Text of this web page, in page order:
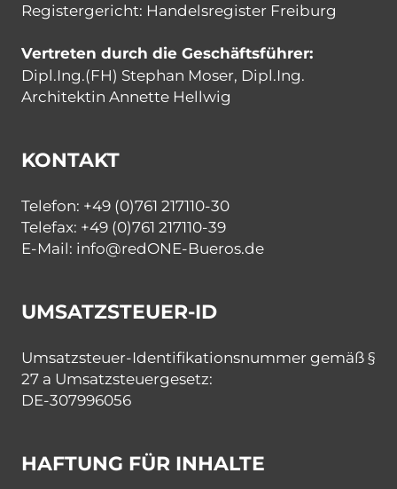
Registergericht: Handelsregister Freiburg
Vertreten durch die Geschäftsführer:
Dipl.Ing.(FH) Stephan Moser, Dipl.Ing.
Architektin Annette Hellwig
KONTAKT
Telefon: +49 (0)761 217110-30
Telefax: +49 (0)761 217110-39
E-Mail: info@redONE-Bueros.de
UMSATZSTEUER-ID
Umsatzsteuer-Identifikationsnummer gemäß §
27 a Umsatzsteuergesetz:
DE-307996056
HAFTUNG FÜR INHALTE